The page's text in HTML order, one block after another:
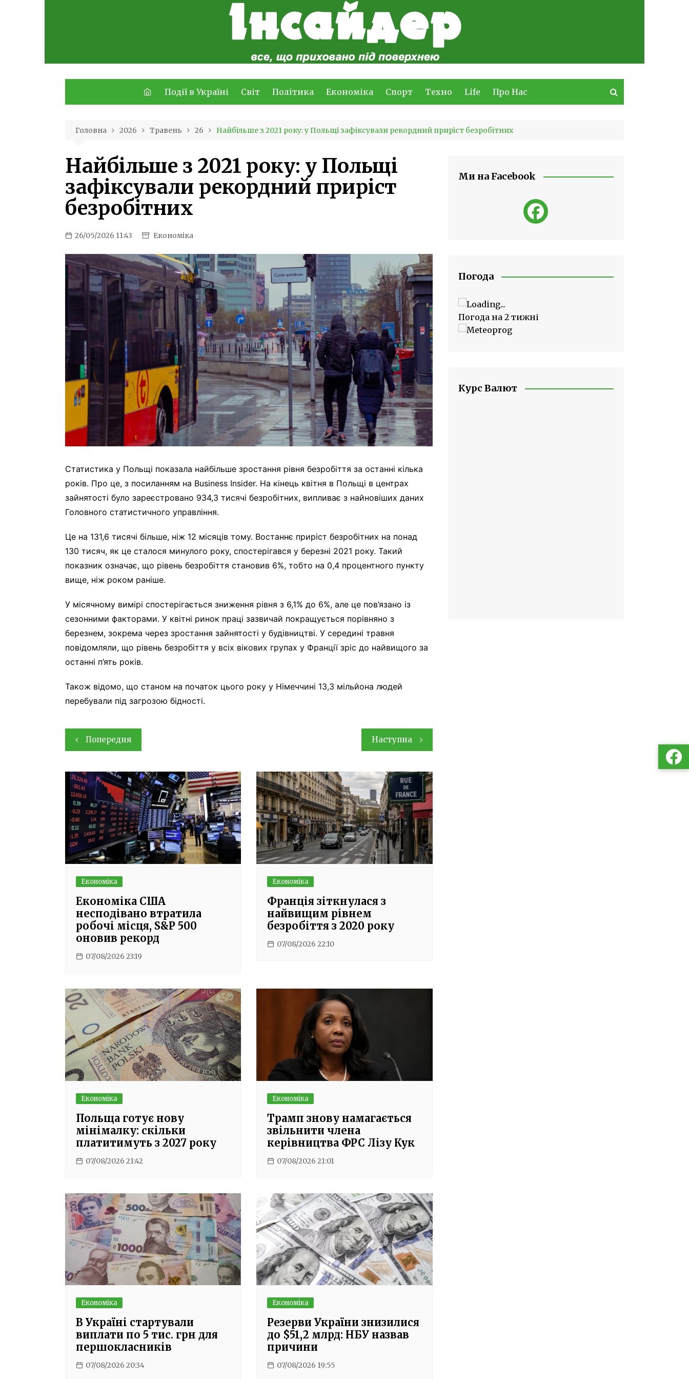
Події в Україні Світ Політика Економіка Спорт Техно Life Про Нас
Головна 2026 Травень 26 Найбільше з 2021 року: у Польщі зафіксували рекордний приріст безробітних
Найбільше з 2021 року: у Польщі
зафіксували рекордний приріст
безробітних
26/05/2026 11:43 Економіка
Статистика у Польщі показала найбільше зростання рівня безробіття за останні кілька
років. Про це, з посиланням на Business Insider. На кінець квітня в Польщі в центрах
зайнятості було зареєстровано 934,3 тисячі безробітних, випливає з найновіших даних
Головного статистичного управління.
Це на 131,6 тисячі більше, ніж 12 місяців тому. Востаннє приріст безробітних на понад
130 тисяч, як це сталося минулого року, спостерігався у березні 2021 року. Такий
показник означає, що рівень безробіття становив 6%, тобто на 0,4 процентного пункту
вище, ніж роком раніше.
У місячному вимірі спостерігається зниження рівня з 6,1% до 6%, але це пов’язано із
сезонними факторами. У квітні ринок праці зазвичай покращується порівняно з
березнем, зокрема через зростання зайнятості у будівництві. У середині травня
повідомляли, що рівень безробіття у всіх вікових групах у Франції зріс до найвищого за
останні п’ять років.
Також відомо, що станом на початок цього року у Німеччині 13,3 мільйона людей
перебували під загрозою бідності.
Навігація
записів
Попередня Наступна
Економіка
Економіка США
несподівано втратила
робочі місця, S&P 500
оновив рекорд
07/08/2026 23:19
Економіка
Франція зіткнулася з
найвищим рівнем
безробіття з 2020 року
07/08/2026 22:10
Економіка
Польща готує нову
мінімалку: скільки
платитимуть з 2027 року
07/08/2026 21:42
Економіка
Трамп знову намагається
звільнити члена
керівництва ФРС Лізу Кук
07/08/2026 21:01
Економіка
В Україні стартували
виплати по 5 тис. грн для
першокласників
07/08/2026 20:34
Економіка
Резерви України знизилися
до $51,2 млрд: НБУ назвав
причини
07/08/2026 19:55
Ми на Facebook
Погода
Погода на 2 тижні
Курс Валют